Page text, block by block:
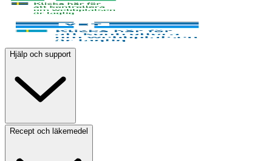
Hjälp och support
Recept och läkemedel